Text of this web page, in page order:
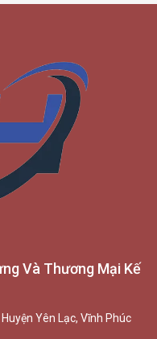
Và Thương Mại Kế
Yên Lạc, Vĩnh Phúc